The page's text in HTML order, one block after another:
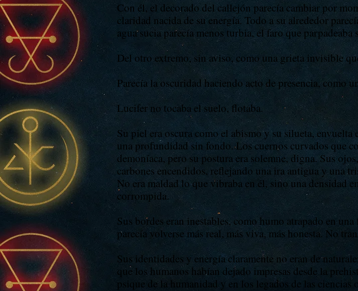
Con él, el decorado del callejón parecía cambiar por
claridad nacida de su energía. Todo a su alrededor
agua sucia parecía menos turbia, el faro que parpadeaba
Del otro extremo, sin aviso, como una grieta invisible
Parecía la oscuridad haciendo acto de presencia, como
Lucifer no tocaba el suelo, flotaba.
Su piel era oscura como el abismo y su silueta,
una profundidad sin fondo. Los cuernos curvados que
demoníaca, pero su postura era solemne, digna. Sus
carbones encendidos, reflejando una ira antigua y una
No era maldad lo que vibraba en él, sino una densidad
corrompida.
Sus bordes eran inestables, como humo atrapado en
parecía volverse más real, más viva, más honesta. No
Sus identidades y energía claramente no eran de
que los humanos habían dejado impresas desde la
psique de la humanidad y en los legados de las ciencias